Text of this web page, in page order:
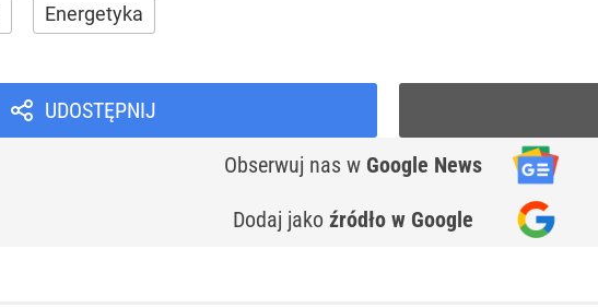
Energetyka
UDOSTĘPNIJ
Obserwuj nas w Google News
Dodaj jako źródło w Google